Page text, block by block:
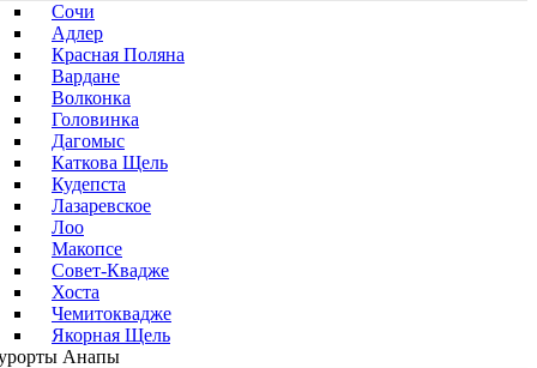
Сочи
Адлер
Красная Поляна
Вардане
Волконка
Головинка
Дагомыс
Каткова Щель
Кудепста
Лазаревское
Лоо
Макопсе
Совет-Квадже
Хоста
Чемитоквадже
Якорная Щель
Анапы